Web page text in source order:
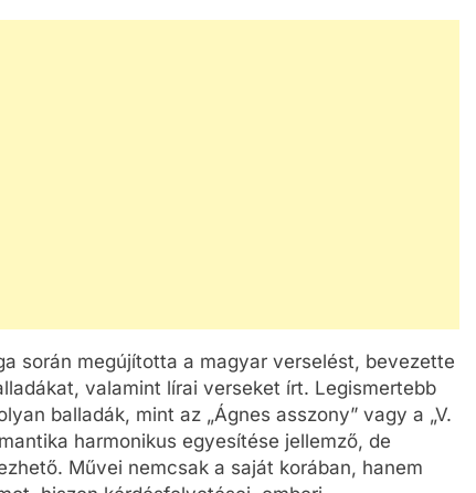
során megújította a magyar verselést, bevezette
valamint lírai verseket írt. Legismertebb
balladák, mint az „Ágnes asszony” vagy a „V.
harmonikus egyesítése jellemző, de
Művei nemcsak a saját korában, hanem